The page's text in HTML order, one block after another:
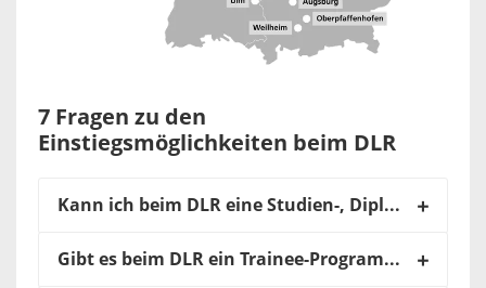
7 Fragen zu den
Einstiegsmöglichkeiten beim DLR
Kann ich beim DLR eine Studien-, Diplom-, Bachelor- oder Masterarbeit schreiben?
Gibt es beim DLR ein Trainee-Programme für Berufseinsteiger